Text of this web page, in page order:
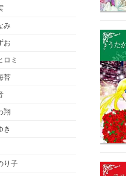
み
お
ロミ
苔
翔
き
り子